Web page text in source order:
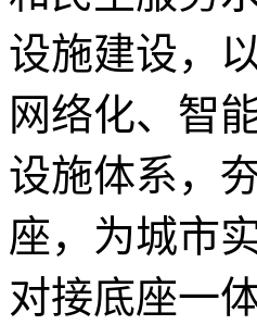
设施建设，
网络化、智
设施体系，
座，为城市
对接底座一